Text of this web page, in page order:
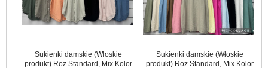
Sukienki damskie (Włoskie
produkt) Roz Standard, Mix Kolor
Sukienki damskie (Włoskie
produkt) Roz Standard, Mix Kolor